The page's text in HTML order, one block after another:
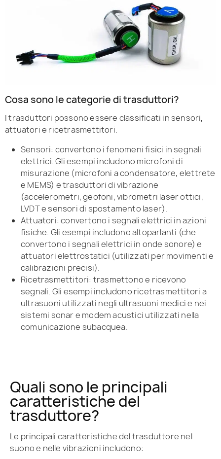
Cosa sono le categorie di trasduttori?
I trasduttori possono essere classificati in sensori,
attuatori e ricetrasmettitori.
Sensori: convertono i fenomeni fisici in segnali
elettrici. Gli esempi includono microfoni di
misurazione (microfoni a condensatore, elettrete
e MEMS) e trasduttori di vibrazione
(accelerometri, geofoni, vibrometri laser ottici,
LVDT e sensori di spostamento laser).
Attuatori: convertono i segnali elettrici in azioni
fisiche. Gli esempi includono altoparlanti (che
convertono i segnali elettrici in onde sonore) e
attuatori elettrostatici (utilizzati per movimenti e
calibrazioni precisi).
Ricetrasmettitori: trasmettono e ricevono
segnali. Gli esempi includono ricetrasmettitori a
ultrasuoni utilizzati negli ultrasuoni medici e nei
sistemi sonar e modem acustici utilizzati nella
comunicazione subacquea.
Quali sono le principali
caratteristiche del
trasduttore?
Le principali caratteristiche del trasduttore nel
suono e nelle vibrazioni includono: